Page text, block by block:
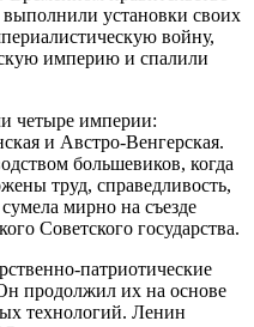
установки своих
войну,
империю и спалили
четыре империи:
и Австро-Венгерская.
большевиков, когда
труд, справедливость,
мирно на съезде
Советского государства.
патриотические
продолжил их на основе
технологий. Ленин